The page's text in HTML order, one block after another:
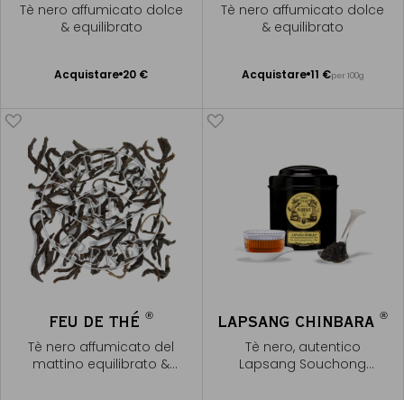
Tè nero affumicato dolce
& equilibrato
Acquistare 20 €
Aggiungere
Tè nero affumicato dolce
& equilibrato
Acquistare 11 €per 100g
Aggiungere
FEU DE THÉ®
Tè nero affumicato del
mattino equilibrato &
LAPSANG CHINBARA®
Tè nero, autentico
Lapsang Souchong